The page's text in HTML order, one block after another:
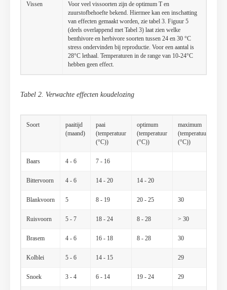
Vissen
Voor veel vissoorten zijn de optimum T en
zuurstofbehoefte bekend. Hiermee kan een inschatting
van effecten gemaakt worden, zie tabel 3. Figuur 5
(deels overlappend met Tabel 3) laat zien welke
benthivore en herbivore soorten tussen 24 en 30 °C
stress ondervinden bij reproductie. Voor een aantal is
28°C lethaal. Temperaturen in de range van 10-24°C
hebben geen effect.
Tabel 2. Verwachte effecten koudelozing
Soort
paaitijd
(maand)
paai
(temperatuur
(°C))
optimum
(temperatuur
(°C))
maximum
(temperatuur
(°C))
Baars 4 - 6 7 - 16
Bittervoorn 4 - 6 14 - 20 14 - 20
Blankvoorn 5 8 - 19 20 - 25 30
Ruisvoorn 5 - 7 18 - 24 8 - 28 > 30
Brasem 4 - 6 16 - 18 8 - 28 30
Kolblei 5 - 6 14 - 15 29
Snoek 3 - 4 6 - 14 19 - 24 29